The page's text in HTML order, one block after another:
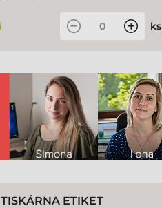
ks
ETIKET